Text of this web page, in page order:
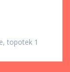
topotek 1